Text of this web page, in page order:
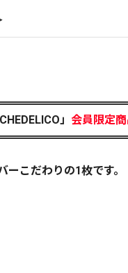
」 会員限定
ーこだわりの1枚です